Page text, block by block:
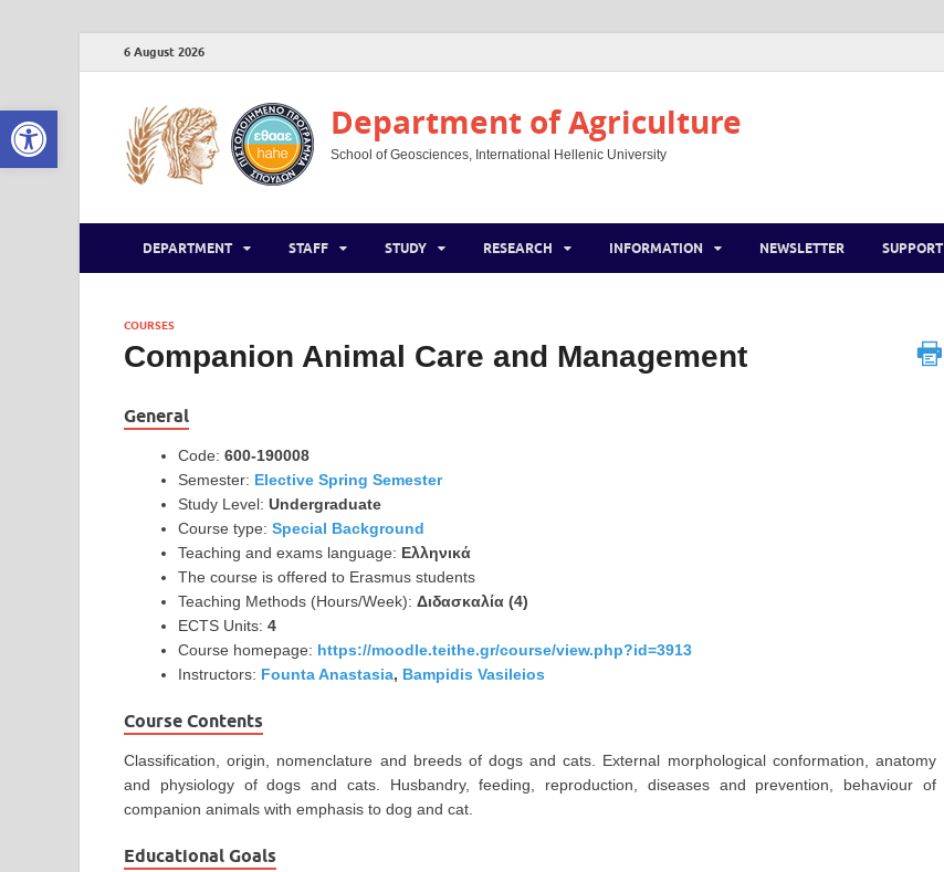
Open toolbar
6 August 2026
Department of Agriculture
School of Geosciences, International Hellenic University
DEPARTMENT STAFF STUDY RESEARCH INFORMATION NEWSLETTER SUPPORT
COURSES
Companion Animal Care and Management
General
Code: 600-190008
Semester: Elective Spring Semester
Study Level: Undergraduate
Course type: Special Background
Teaching and exams language: Ελληνικά
The course is offered to Erasmus students
Teaching Methods (Hours/Week): Διδασκαλία (4)
ECTS Units: 4
Course homepage: https://moodle.teithe.gr/course/view.php?id=3913
Instructors: Founta Anastasia, Bampidis Vasileios
Course Contents
Classification, origin, nomenclature and breeds of dogs and cats. External morphological conformation, anatomy
and physiology of dogs and cats. Husbandry, feeding, reproduction, diseases and prevention, behaviour of
companion animals with emphasis to dog and cat.
Educational Goals